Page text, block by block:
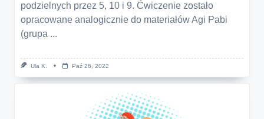
podzielnych przez 5, 10 i 9. Ćwiczenie zostało
opracowane analogicznie do materiałów Agi Pabi
(grupa ...
Ula K. Paź 26, 2022